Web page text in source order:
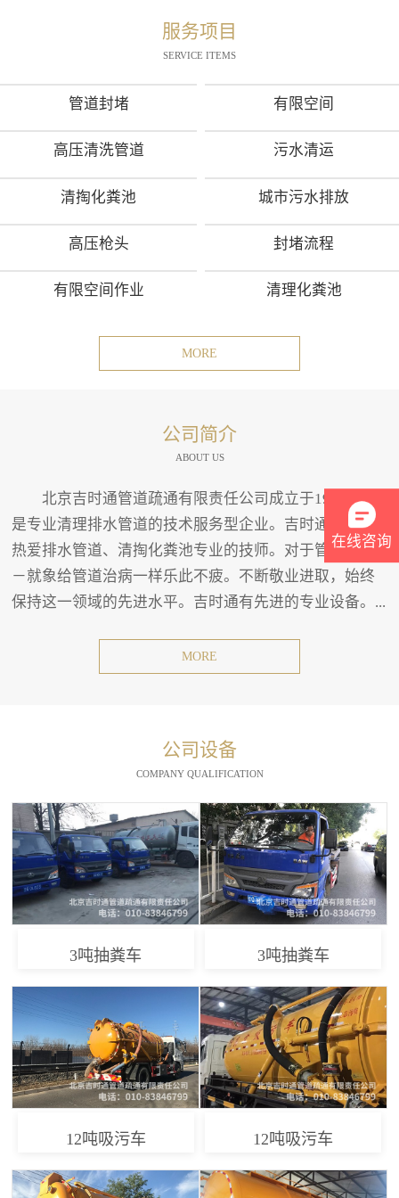
服务项目
SERVICE ITEMS
管道封堵 有限空间
高压清洗管道 污水清运
清掏化粪池 城市污水排放
高压枪头 封堵流程
有限空间作业 清理化粪池
MORE
公司简介
ABOUT US
北京吉时通管道疏通有限责任公司成立于1994年。
是专业清理排水管道的技术服务型企业。吉时通有一班
热爱排水管道、清掏化粪池专业的技师。对于管道疏通
－就象给管道治病一样乐此不疲。不断敬业进取，始终
保持这一领域的先进水平。吉时通有先进的专业设备。...
MORE
公司设备
COMPANY QUALIFICATION
3吨抽粪车 3吨抽粪车
12吨吸污车 12吨吸污车
在线咨询